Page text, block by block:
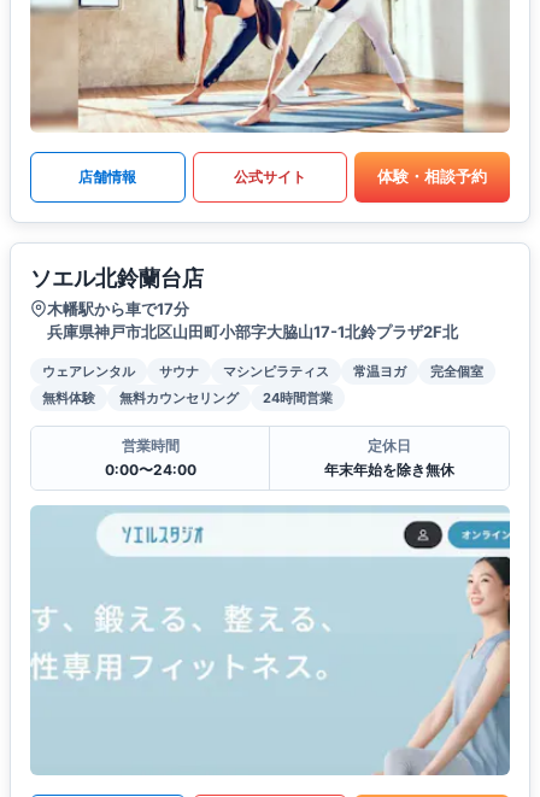
店舗情報 公式サイト 体験・相談予約
ソエル北鈴蘭台店
木幡駅から車で17分
兵庫県神戸市北区山田町小部字大脇山17-1北鈴プラザ2F北
ウェアレンタル サウナ マシンピラティス 常温ヨガ
完全個室
無料体験
無料カウンセリング 24時間営業
営業時間
0:00〜24:00
定休日
年末年始を除き無休